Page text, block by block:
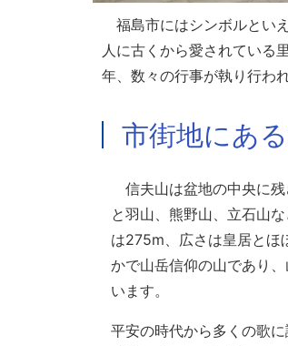
福島市にはシンボルとい
人に古くから愛されている
年、数々の行事が執り行わ
市街地にあ
信夫山は盆地の中央に
と羽山、熊野山、立石山
は275m、広さは皇居とほ
かで山岳信仰の山であり
います。
平安の時代から多くの歌